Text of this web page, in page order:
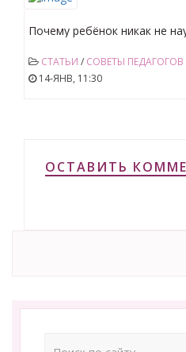
Почему ребёнок никак не
СТАТЬИ / СОВЕТЫ ПЕДАГОГОВ
14-ЯНВ, 11:30
ОСТАВИТЬ